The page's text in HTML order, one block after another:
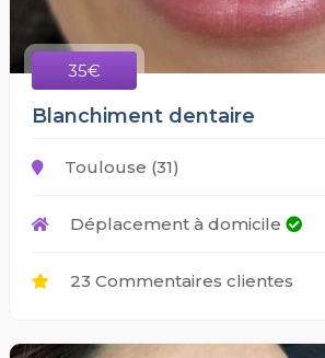
35€
Blanchiment dentaire
Toulouse (31)
Déplacement à domicile
23 Commentaires clientes